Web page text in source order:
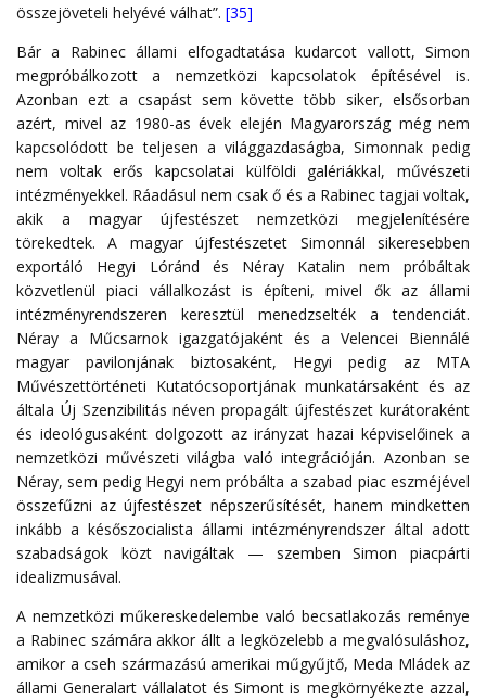
összejöveteli helyévé válhat”. [35]
Bár a Rabinec állami elfogadtatása kudarcot vallott, Simon
megpróbálkozott a nemzetközi kapcsolatok építésével is.
Azonban ezt a csapást sem követte több siker, elsősorban
azért, mivel az 1980-as évek elején Magyarország még nem
kapcsolódott be teljesen a világgazdaságba, Simonnak pedig
nem voltak erős kapcsolatai külföldi galériákkal, művészeti
intézményekkel. Ráadásul nem csak ő és a Rabinec tagjai voltak,
akik a magyar újfestészet nemzetközi megjelenítésére
törekedtek. A magyar újfestészetet Simonnál sikeresebben
exportáló Hegyi Lóránd és Néray Katalin nem próbáltak
közvetlenül piaci vállalkozást is építeni, mivel ők az állami
intézményrendszeren keresztül menedzselték a tendenciát.
Néray a Műcsarnok igazgatójaként és a Velencei Biennálé
magyar pavilonjának biztosaként, Hegyi pedig az MTA
Művészettörténeti Kutatócsoportjának munkatársaként és az
általa Új Szenzibilitás néven propagált újfestészet kurátoraként
és ideológusaként dolgozott az irányzat hazai képviselőinek a
nemzetközi művészeti világba való integrációján. Azonban se
Néray, sem pedig Hegyi nem próbálta a szabad piac eszméjével
összefűzni az újfestészet népszerűsítését, hanem mindketten
inkább a későszocialista állami intézményrendszer által adott
szabadságok közt navigáltak — szemben Simon piacpárti
idealizmusával.
A nemzetközi műkereskedelembe való becsatlakozás reménye
a Rabinec számára akkor állt a legközelebb a megvalósuláshoz,
amikor a cseh származású amerikai műgyűjtő, Meda Mládek az
állami Generalart vállalatot és Simont is megkörnyékezte azzal,